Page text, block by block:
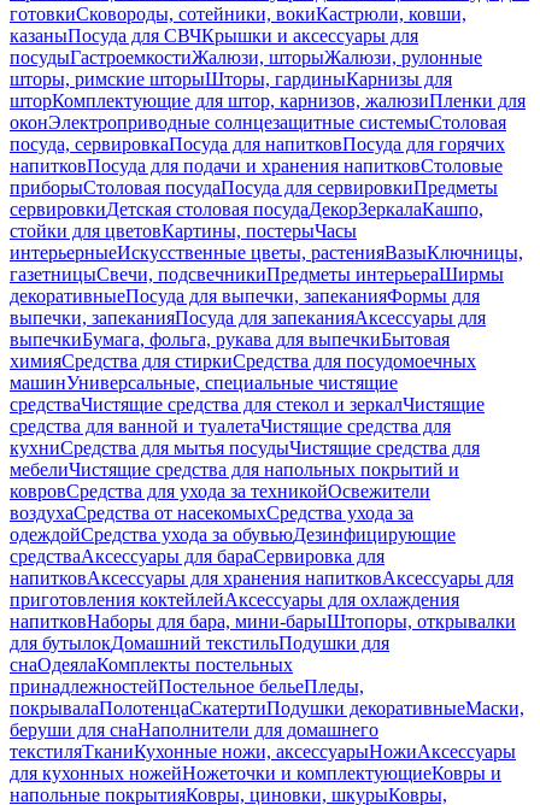
готовкиСковороды, сотейники, вокиКастрюли, ковши,
казаныПосуда для СВЧКрышки и аксессуары для
посудыГастроемкостиЖалюзи, шторыЖалюзи, рулонные
шторы, римские шторыШторы, гардиныКарнизы для
шторКомплектующие для штор, карнизов, жалюзиПленки для
оконЭлектроприводные солнцезащитные системыСтоловая
посуда, сервировкаПосуда для напитковПосуда для горячих
напитковПосуда для подачи и хранения напитковСтоловые
приборыСтоловая посудаПосуда для сервировкиПредметы
сервировкиДетская столовая посудаДекорЗеркалаКашпо,
стойки для цветовКартины, постерыЧасы
интерьерныеИскусственные цветы, растенияВазыКлючницы,
газетницыСвечи, подсвечникиПредметы интерьераШирмы
декоративныеПосуда для выпечки, запеканияФормы для
выпечки, запеканияПосуда для запеканияАксессуары для
выпечкиБумага, фольга, рукава для выпечкиБытовая
химияСредства для стиркиСредства для посудомоечных
машинУниверсальные, специальные чистящие
средстваЧистящие средства для стекол и зеркалЧистящие
средства для ванной и туалетаЧистящие средства для
кухниСредства для мытья посудыЧистящие средства для
мебелиЧистящие средства для напольных покрытий и
ковровСредства для ухода за техникойОсвежители
воздухаСредства от насекомыхСредства ухода за
одеждойСредства ухода за обувьюДезинфицирующие
средстваАксессуары для бараСервировка для
напитковАксессуары для хранения напитковАксессуары для
приготовления коктейлейАксессуары для охлаждения
напитковНаборы для бара, мини-барыШтопоры, открывалки
для бутылокДомашний текстильПодушки для
снаОдеялаКомплекты постельных
принадлежностейПостельное бельеПледы,
покрывалаПолотенцаСкатертиПодушки декоративныеМаски,
беруши для снаНаполнители для домашнего
текстиляТканиКухонные ножи, аксессуарыНожиАксессуары
для кухонных ножейНожеточки и комплектующиеКовры и
напольные покрытияКовры, циновки, шкурыКовры,